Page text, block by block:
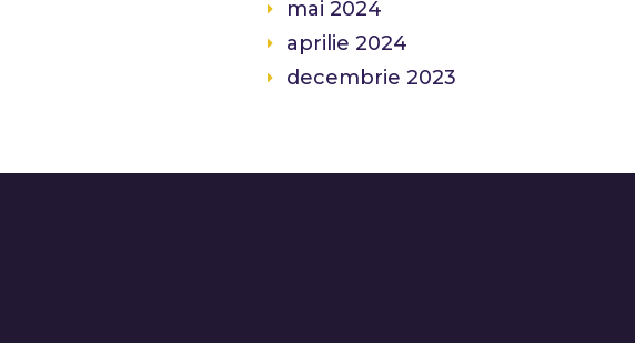
mai 2024
aprilie 2024
decembrie 2023